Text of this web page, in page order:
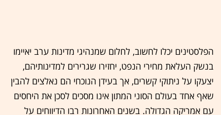
הפלסטינים יכלו לחשוב, לחלום שמנהיגי מדינות ערב יאיימו
בנשק העלאת מחירי הנפט, יחזירו שגרירים למדינותיהם,
יצעקו על ניתוקי קשרים, אך בעידן הנוכחי הם נאלצים להבין
שאף אחד בעולם הסוני המתון אינו מסכים לסכן את היחסים
עם אמריקה הגדולה. בשנים האחרונות רבו הדיווחים על